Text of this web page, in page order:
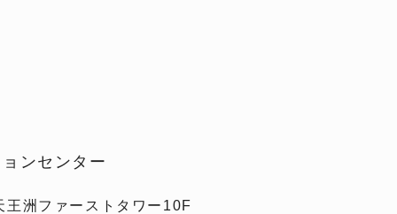
ンセンター
洲ファーストタワー10F